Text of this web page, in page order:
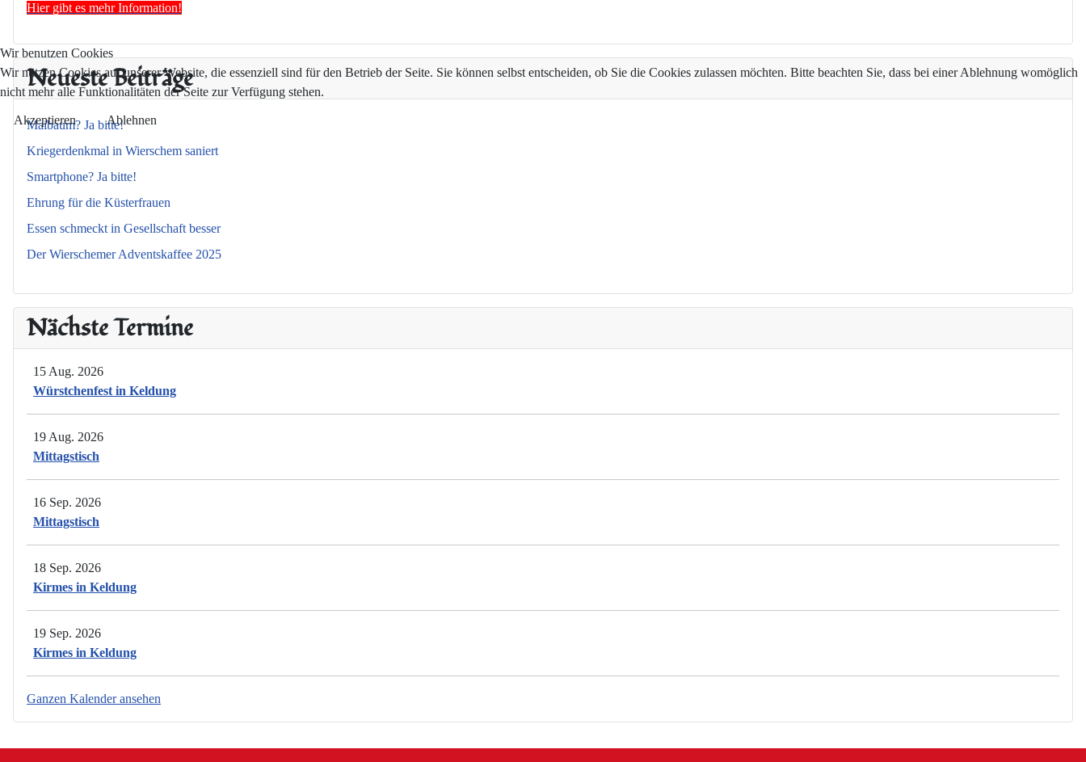
Hier gibt es mehr Information!
Neueste Beiträge
Maibaum? Ja bitte!
Kriegerdenkmal in Wierschem saniert
Smartphone? Ja bitte!
Ehrung für die Küsterfrauen
Essen schmeckt in Gesellschaft besser
Der Wierschemer Adventskaffee 2025
Nächste Termine
15 Aug. 2026
Würstchenfest in Keldung
19 Aug. 2026
Mittagstisch
16 Sep. 2026
Mittagstisch
18 Sep. 2026
Kirmes in Keldung
19 Sep. 2026
Kirmes in Keldung
Ganzen Kalender ansehen
Wir benutzen Cookies
Wir nutzen Cookies auf unserer Website, die essenziell sind für den Betrieb der Seite. Sie können selbst entscheiden, ob Sie die Cookies zulassen möchten. Bitte beachten Sie, dass bei einer Ablehnung womöglich
nicht mehr alle Funktionalitäten der Seite zur Verfügung stehen.
Akzeptieren Ablehnen